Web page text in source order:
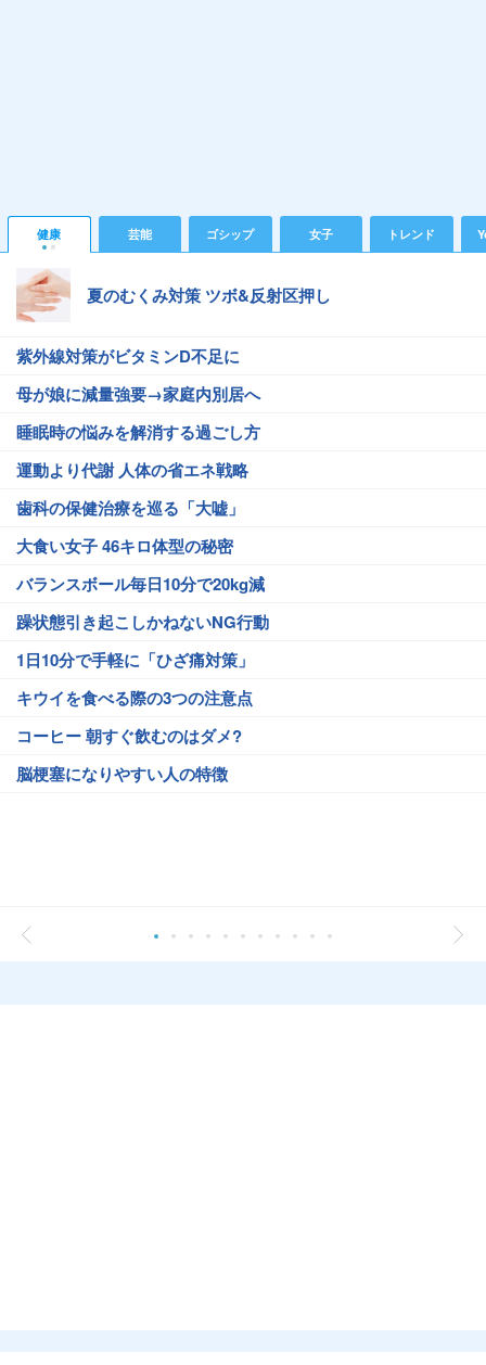
健康 芸能 ゴシップ 女子 トレンド
夏のむくみ対策 ツボ&反射区押し
紫外線対策がビタミンD不足に
母が娘に減量強要→家庭内別居へ
睡眠時の悩みを解消する過ごし方
運動より代謝 人体の省エネ戦略
歯科の保健治療を巡る「大嘘」
大食い女子 46キロ体型の秘密
バランスボール毎日10分で20kg減
躁状態引き起こしかねないNG行動
1日10分で手軽に「ひざ痛対策」
キウイを食べる際の3つの注意点
コーヒー 朝すぐ飲むのはダメ?
脳梗塞になりやすい人の特徴